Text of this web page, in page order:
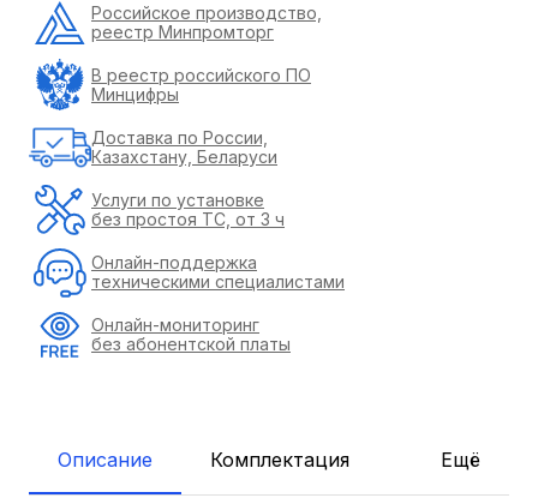
Описание Комплектация Ещё
Российское производство,
реестр Минпромторг
В реестр российского ПО
Минцифры
Доставка по России,
Казахстану, Беларуси
Услуги по установке
без простоя ТС, от 3 ч
Онлайн-поддержка
техническими специалистами
Онлайн-мониторинг
без абонентской платы